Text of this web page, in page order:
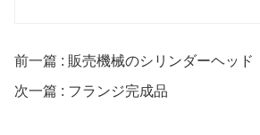
前一篇 : 販売機械のシリンダーヘッド
次一篇 : フランジ完成品